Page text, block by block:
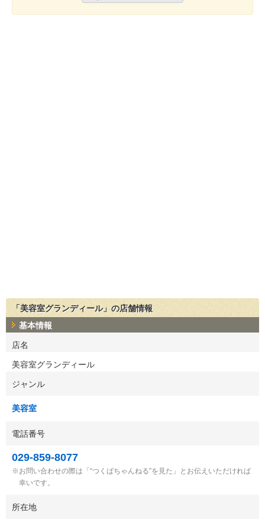
「美容室グランディール」の店舗情報
基本情報
店名
美容室グランディール
ジャンル
美容室
電話番号
029-859-8077
お問い合わせの際は「“つくばちゃんねる”を見た」とお伝えいただければ
幸いです。
所在地